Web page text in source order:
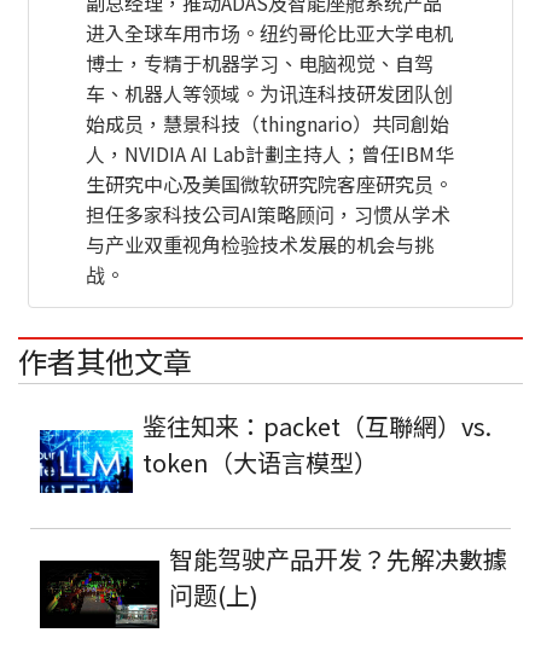
进入全球车用市场。纽约哥伦比亚大学电机
博士，专精于机器学习、电脑视觉、自驾
车、机器人等领域。为讯连科技研发团队创
始成员，慧景科技（thingnario）共同創始
人，NVIDIA AI Lab計劃主持人；曾任IBM华
生研究中心及美国微软研究院客座研究员。
担任多家科技公司AI策略顾问，习惯从学术
与产业双重视角检验技术发展的机会与挑
战。
作者其他文章
鉴往知来：packet（互聯網）vs.
token（大语言模型）
智能驾驶产品开发？先解决數據
问题(上)